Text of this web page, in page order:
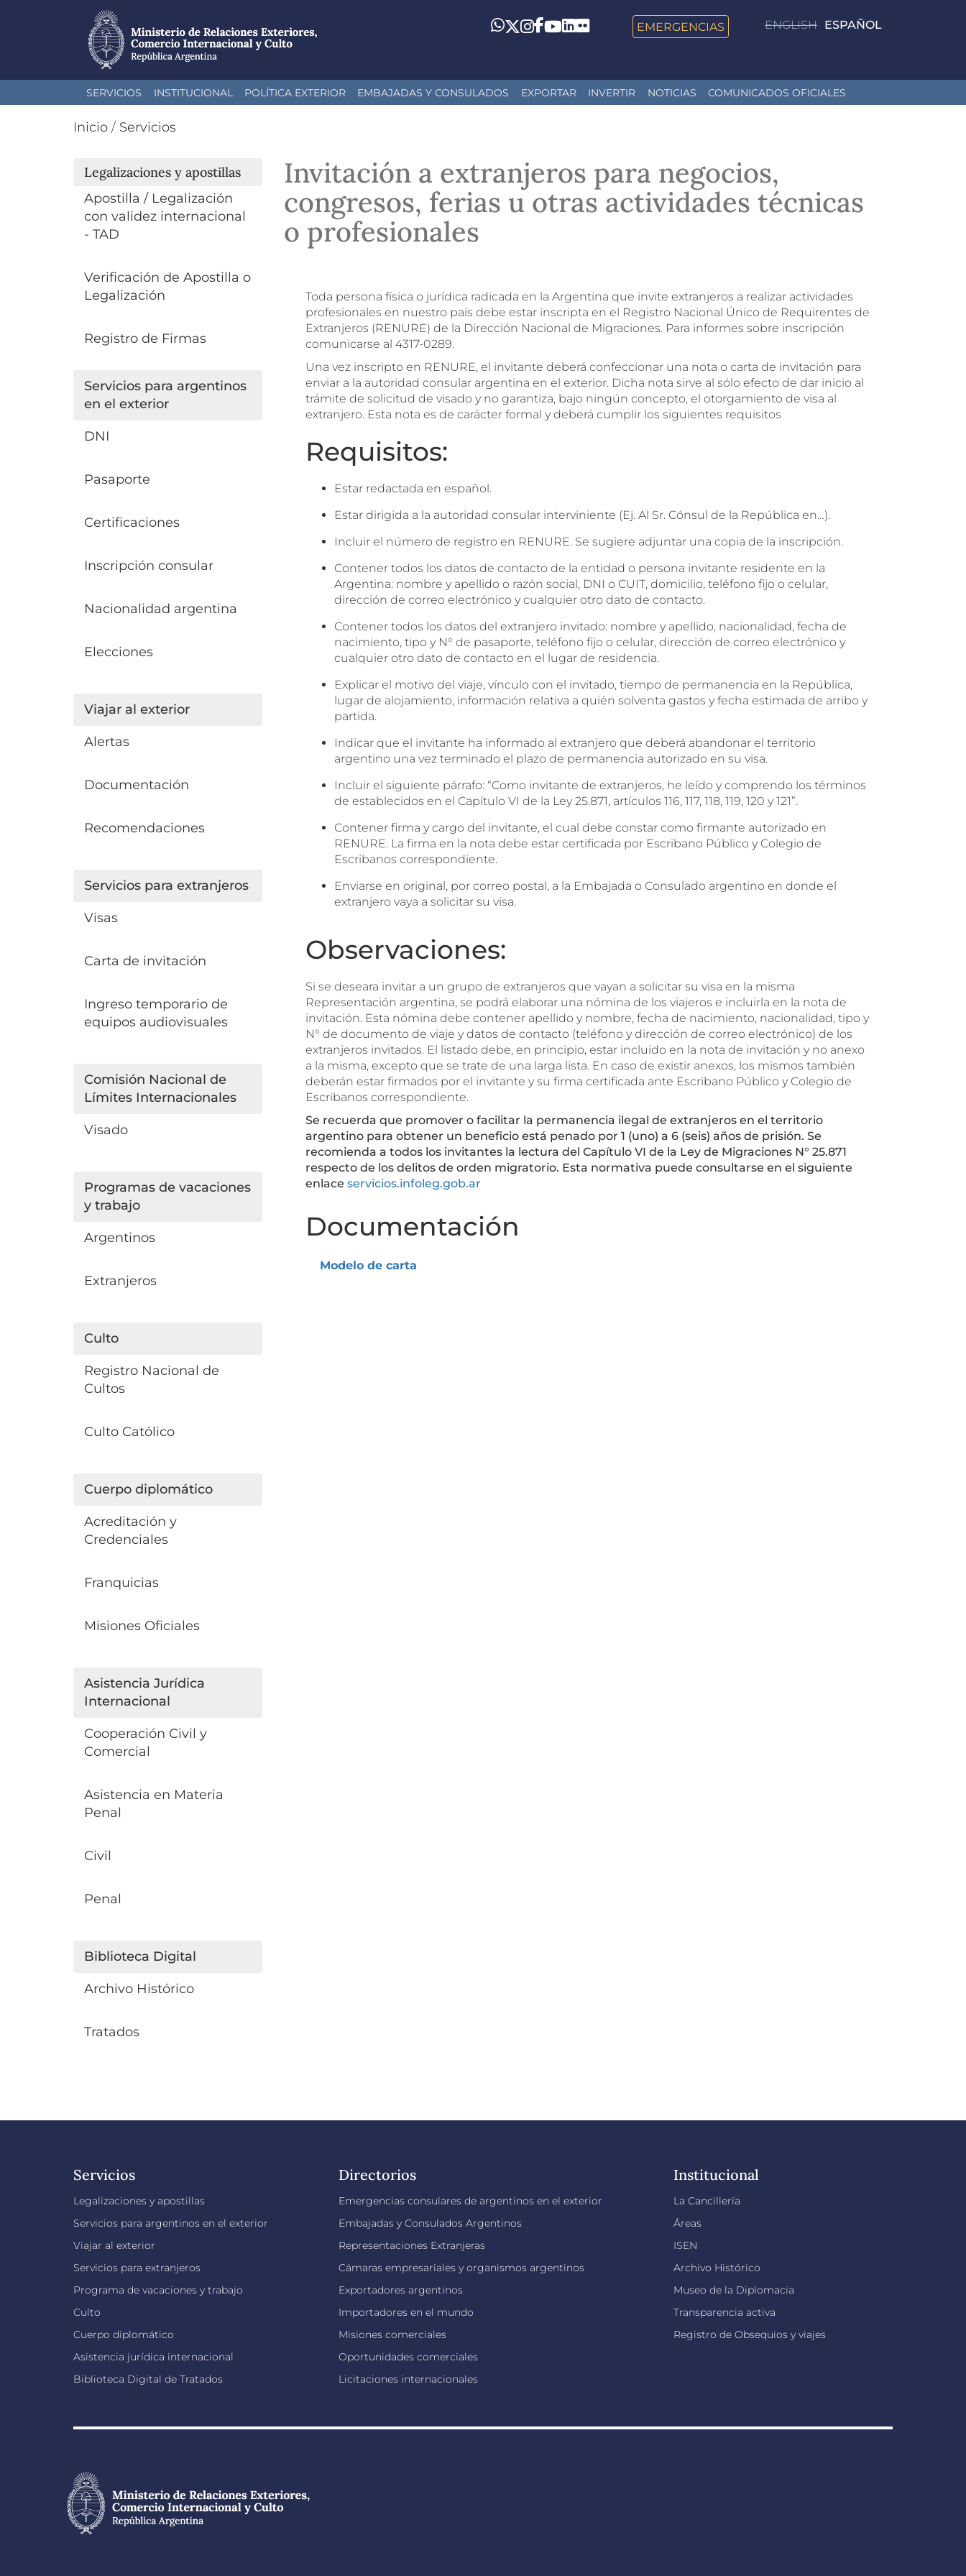
al
ENGLISH ESPAÑOL
Whatsapp
Twitter
Instagram
Facebook
YouTube
LinkedIn
Flickr EMERGENCIAS
SERVICIOS INSTITUCIONAL POLÍTICA EXTERIOR EMBAJADAS Y CONSULADOS EXPORTAR INVERTIR NOTICIAS COMUNICADOS OFICIALES
Inicio / Servicios
Legalizaciones y apostillas
Apostilla / Legalización
con validez internacional
- TAD
Verificación de Apostilla o
Legalización
Registro de Firmas
Servicios para argentinos
en el exterior
DNI
Pasaporte
Certificaciones
Inscripción consular
Nacionalidad argentina
Elecciones
Viajar al exterior
Alertas
Documentación
Recomendaciones
Servicios para extranjeros
Visas
Carta de invitación
Ingreso temporario de
equipos audiovisuales
Comisión Nacional de
Límites Internacionales
Visado
Programas de vacaciones
y trabajo
Argentinos
Extranjeros
Culto
Registro Nacional de
Cultos
Culto Católico
Cuerpo diplomático
Acreditación y
Credenciales
Franquicias
Misiones Oficiales
Asistencia Jurídica
Internacional
Cooperación Civil y
Comercial
Asistencia en Materia
Penal
Civil
Penal
Biblioteca Digital
Archivo Histórico
Tratados
Invitación a extranjeros para negocios,
congresos, ferias u otras actividades técnicas
o profesionales
Toda persona física o jurídica radicada en la Argentina que invite extranjeros a realizar actividades
profesionales en nuestro país debe estar inscripta en el Registro Nacional Único de Requirentes de
Extranjeros (RENURE) de la Dirección Nacional de Migraciones. Para informes sobre inscripción
comunicarse al 4317-0289.
Una vez inscripto en RENURE, el invitante deberá confeccionar una nota o carta de invitación para
enviar a la autoridad consular argentina en el exterior. Dicha nota sirve al sólo efecto de dar inicio al
trámite de solicitud de visado y no garantiza, bajo ningún concepto, el otorgamiento de visa al
extranjero. Esta nota es de carácter formal y deberá cumplir los siguientes requisitos
Requisitos:
Estar redactada en español.
Estar dirigida a la autoridad consular interviniente (Ej. Al Sr. Cónsul de la República en…).
Incluir el número de registro en RENURE. Se sugiere adjuntar una copia de la inscripción.
Contener todos los datos de contacto de la entidad o persona invitante residente en la
Argentina: nombre y apellido o razón social, DNI o CUIT, domicilio, teléfono fijo o celular,
dirección de correo electrónico y cualquier otro dato de contacto.
Contener todos los datos del extranjero invitado: nombre y apellido, nacionalidad, fecha de
nacimiento, tipo y N° de pasaporte, teléfono fijo o celular, dirección de correo electrónico y
cualquier otro dato de contacto en el lugar de residencia.
Explicar el motivo del viaje, vínculo con el invitado, tiempo de permanencia en la República,
lugar de alojamiento, información relativa a quién solventa gastos y fecha estimada de arribo y
partida.
Indicar que el invitante ha informado al extranjero que deberá abandonar el territorio
argentino una vez terminado el plazo de permanencia autorizado en su visa.
Incluir el siguiente párrafo: “Como invitante de extranjeros, he leído y comprendo los términos
de establecidos en el Capítulo VI de la Ley 25.871, artículos 116, 117, 118, 119, 120 y 121”.
Contener firma y cargo del invitante, el cual debe constar como firmante autorizado en
RENURE. La firma en la nota debe estar certificada por Escribano Público y Colegio de
Escribanos correspondiente.
Enviarse en original, por correo postal, a la Embajada o Consulado argentino en donde el
extranjero vaya a solicitar su visa.
Observaciones:
Si se deseara invitar a un grupo de extranjeros que vayan a solicitar su visa en la misma
Representación argentina, se podrá elaborar una nómina de los viajeros e incluirla en la nota de
invitación. Esta nómina debe contener apellido y nombre, fecha de nacimiento, nacionalidad, tipo y
N° de documento de viaje y datos de contacto (teléfono y dirección de correo electrónico) de los
extranjeros invitados. El listado debe, en principio, estar incluido en la nota de invitación y no anexo
a la misma, excepto que se trate de una larga lista. En caso de existir anexos, los mismos también
deberán estar firmados por el invitante y su firma certificada ante Escribano Público y Colegio de
Escribanos correspondiente.
Se recuerda que promover o facilitar la permanencia ilegal de extranjeros en el territorio
argentino para obtener un beneficio está penado por 1 (uno) a 6 (seis) años de prisión. Se
recomienda a todos los invitantes la lectura del Capítulo VI de la Ley de Migraciones N° 25.871
respecto de los delitos de orden migratorio. Esta normativa puede consultarse en el siguiente
enlace servicios.infoleg.gob.ar
Documentación
Modelo de carta
Servicios
Legalizaciones y apostillas
Servicios para argentinos en el exterior
Viajar al exterior
Servicios para extranjeros
Programa de vacaciones y trabajo
Culto
Cuerpo diplomático
Asistencia jurídica internacional
Biblioteca Digital de Tratados
Directorios
Emergencias consulares de argentinos en el exterior
Embajadas y Consulados Argentinos
Representaciones Extranjeras
Cámaras empresariales y organismos argentinos
Exportadores argentinos
Importadores en el mundo
Misiones comerciales
Oportunidades comerciales
Licitaciones internacionales
Institucional
La Cancillería
Áreas
ISEN
Archivo Histórico
Museo de la Diplomacia
Transparencia activa
Registro de Obsequios y viajes